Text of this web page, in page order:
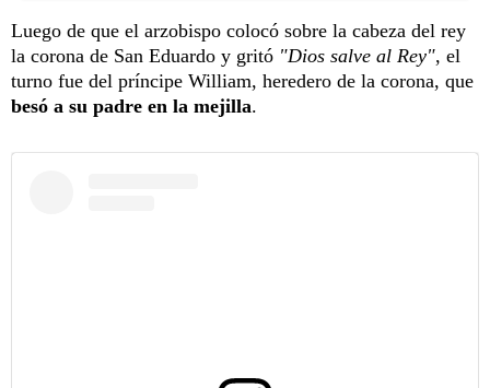
Luego de que el arzobispo colocó sobre la cabeza del rey
la corona de San Eduardo y gritó "Dios salve al Rey", el
turno fue del príncipe William, heredero de la corona, que
besó a su padre en la mejilla.